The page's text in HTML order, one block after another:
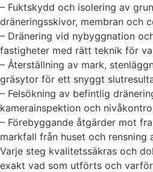
– Fuktskydd och isolering av
dräneringsskivor, membran och
– Dränering vid nybyggnation
fastigheter med rätt teknik för
– Återställning av mark,
gräsytor för ett snyggt
– Felsökning av befintlig
kamerainspektion och
– Förebyggande åtgärder mot
markfall från huset och rensning
Varje steg kvalitetssäkras och
exakt vad som utförts och